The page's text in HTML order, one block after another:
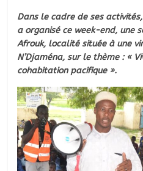
Dans le cadre de ses activités,
a organisé ce week-end, une
Afrouk, localité située à une
N’Djaména, sur le thème : «
cohabitation pacifique ».